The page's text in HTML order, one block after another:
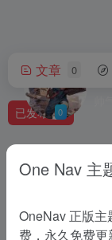
文章 0
已发布 0
One Nav 主
OneNav 正版
费，永久免费更